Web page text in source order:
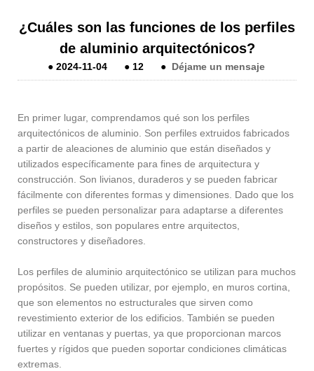
¿Cuáles son las funciones de los perfiles
de aluminio arquitectónicos?
●2024-11-04 ●12 ● Déjame un mensaje
En primer lugar, comprendamos qué son los perfiles
arquitectónicos de aluminio. Son perfiles extruidos fabricados
a partir de aleaciones de aluminio que están diseñados y
utilizados específicamente para fines de arquitectura y
construcción. Son livianos, duraderos y se pueden fabricar
fácilmente con diferentes formas y dimensiones. Dado que los
perfiles se pueden personalizar para adaptarse a diferentes
diseños y estilos, son populares entre arquitectos,
constructores y diseñadores.
Los perfiles de aluminio arquitectónico se utilizan para muchos
propósitos. Se pueden utilizar, por ejemplo, en muros cortina,
que son elementos no estructurales que sirven como
revestimiento exterior de los edificios. También se pueden
utilizar en ventanas y puertas, ya que proporcionan marcos
fuertes y rígidos que pueden soportar condiciones climáticas
extremas.